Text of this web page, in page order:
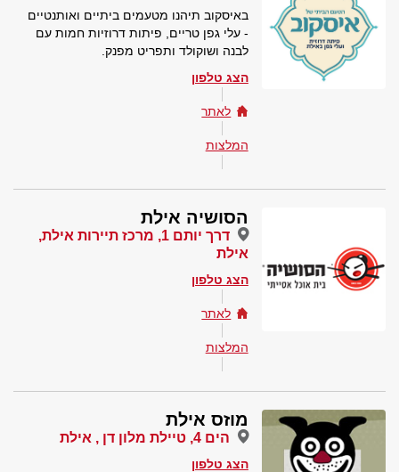
באיסקוב תיהנו מטעמים ביתיים ואותנטיים
- עלי גפן טריים, פיתות דרוזיות חמות עם
לבנה ושוקולד ותפריט מפנק.
הצג טלפון
לאתר
המלצות
הסושיה אילת
דרך יותם 1, מרכז תיירות אילת,
אילת
הצג טלפון
לאתר
המלצות
מוזס אילת
הים 4, טיילת מלון דן , אילת
הצג טלפון